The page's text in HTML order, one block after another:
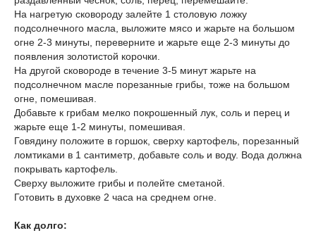
На нагретую сковороду залейте 1 столовую ложку
подсолнечного масла, выложите мясо и жарьте на большом
огне 2-3 минуты, переверните и жарьте еще 2-3 минуты до
появления золотистой корочки.
На другой сковороде в течение 3-5 минут жарьте на
подсолнечном масле порезанные грибы, тоже на большом
огне, помешивая.
Добавьте к грибам мелко покрошенный лук, соль и перец и
жарьте еще 1-2 минуты, помешивая.
Говядину положите в горшок, сверху картофель, порезанный
ломтиками в 1 сантиметр, добавьте соль и воду. Вода должна
покрывать картофель.
Сверху выложите грибы и полейте сметаной.
Готовить в духовке 2 часа на среднем огне.
Как долго: